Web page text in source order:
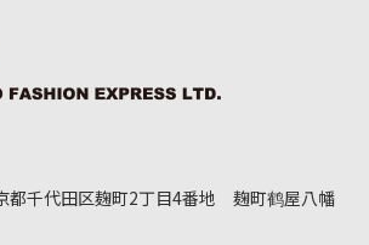
千代田区麹町2丁目4番地 麹町鹤屋八幡